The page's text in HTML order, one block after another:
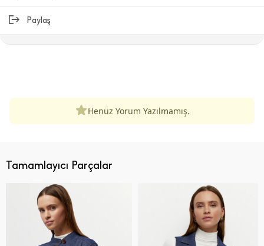
Paylaş
Henüz Yorum Yazılmamış.
Tamamlayıcı Parçalar